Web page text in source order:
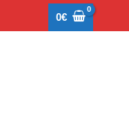
0€